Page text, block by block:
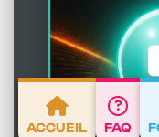
ACCUEIL FAQ